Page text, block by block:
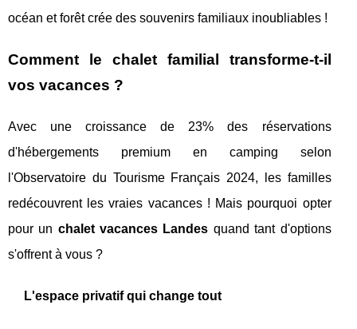
océan et forêt crée des souvenirs familiaux inoubliables !
Comment le chalet familial transforme-t-il
vos vacances ?
Avec une croissance de 23% des réservations
d'hébergements premium en camping selon
l'Observatoire du Tourisme Français 2024, les familles
redécouvrent les vraies vacances ! Mais pourquoi opter
pour un chalet vacances Landes quand tant d'options
s'offrent à vous ?
L'espace privatif qui change tout